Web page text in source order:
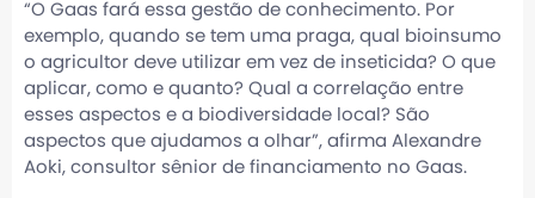
“O Gaas fará essa gestão de conhecimento. Por
exemplo, quando se tem uma praga, qual bioinsumo
o agricultor deve utilizar em vez de inseticida? O que
aplicar, como e quanto? Qual a correlação entre
esses aspectos e a biodiversidade local? São
aspectos que ajudamos a olhar”, afirma Alexandre
Aoki, consultor sênior de financiamento no Gaas.